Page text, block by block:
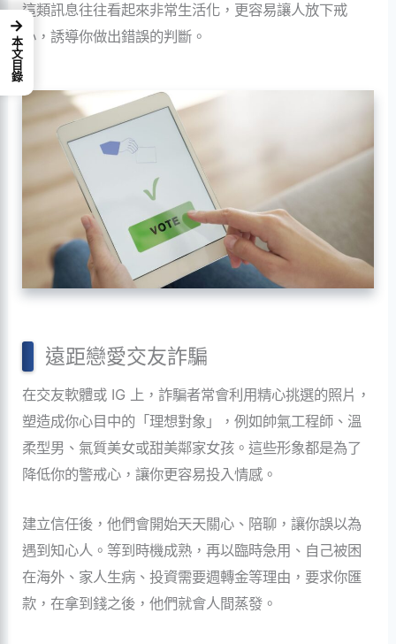
這類訊息往往看起來非常生活化，更容易讓人放下戒
心，誘導你做出錯誤的判斷。
遠距戀愛交友詐騙
在交友軟體或 IG 上，詐騙者常會利用精心挑選的照片，
塑造成你心目中的「理想對象」，例如帥氣工程師、溫
柔型男、氣質美女或甜美鄰家女孩。這些形象都是為了
降低你的警戒心，讓你更容易投入情感。
建立信任後，他們會開始天天關心、陪聊，讓你誤以為
遇到知心人。等到時機成熟，再以臨時急用、自己被困
在海外、家人生病、投資需要週轉金等理由，要求你匯
款，在拿到錢之後，他們就會人間蒸發。
→
本文目錄